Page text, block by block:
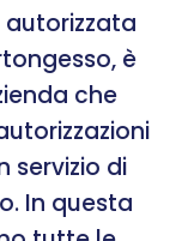
è
che
servizio di
In questa